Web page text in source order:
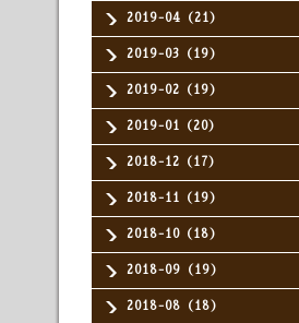
2019-04（21）
2019-03（19）
2019-02（19）
2019-01（20）
2018-12（17）
2018-11（19）
2018-10（18）
2018-09（19）
2018-08（18）